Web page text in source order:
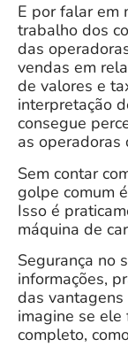
E por falar em
trabalho dos
das
vendas em
de valores e
interpretação
consegue
as operadoras
Sem contar
golpe comum
Isso é
máquina de
Segurança no
informações,
das vantagens
imagine se ele
completo,